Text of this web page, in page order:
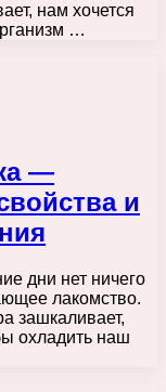
нам хочется
…
—
и
дни нет ничего
лакомство.
зашкаливает,
охладить наш